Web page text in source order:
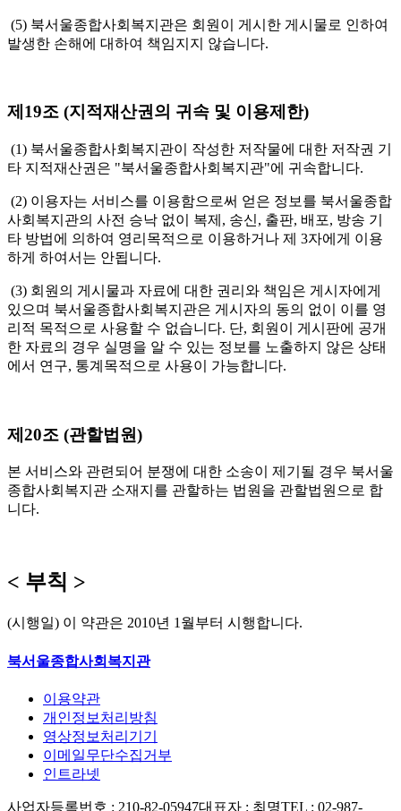
(5) 북서울종합사회복지관은 회원이 게시한 게시물로 인하여
발생한 손해에 대하여 책임지지 않습니다.
제19조 (지적재산권의 귀속 및 이용제한)
(1) 북서울종합사회복지관이 작성한 저작물에 대한 저작권 기
타 지적재산권은 "북서울종합사회복지관"에 귀속합니다.
(2) 이용자는 서비스를 이용함으로써 얻은 정보를 북서울종합
사회복지관의 사전 승낙 없이 복제, 송신, 출판, 배포, 방송 기
타 방법에 의하여 영리목적으로 이용하거나 제 3자에게 이용
하게 하여서는 안됩니다.
(3) 회원의 게시물과 자료에 대한 권리와 책임은 게시자에게
있으며 북서울종합사회복지관은 게시자의 동의 없이 이를 영
리적 목적으로 사용할 수 없습니다. 단, 회원이 게시판에 공개
한 자료의 경우 실명을 알 수 있는 정보를 노출하지 않은 상태
에서 연구, 통계목적으로 사용이 가능합니다.
제20조 (관할법원)
본 서비스와 관련되어 분쟁에 대한 소송이 제기될 경우 북서울
종합사회복지관 소재지를 관할하는 법원을 관할법원으로 합
니다.
< 부칙 >
(시행일) 이 약관은 2010년 1월부터 시행합니다.
북서울종합사회복지관
이용약관
개인정보처리방침
영상정보처리기기
이메일무단수집거부
인트라넷
사업자등록번호 : 210-82-05947대표자 : 최명TEL : 02-987-